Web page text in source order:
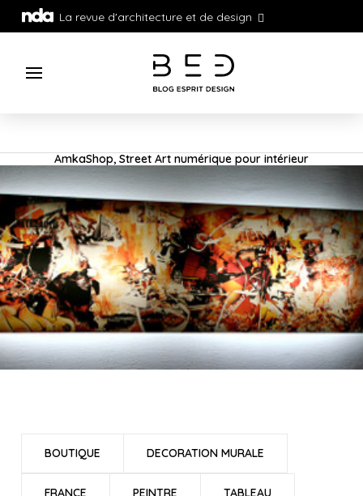
La revue d'architecture et de design
AmkaShop, Street Art numérique pour intérieur
BOUTIQUE DECORATION MURALE
FRANCE PEINTRE TABLEAU